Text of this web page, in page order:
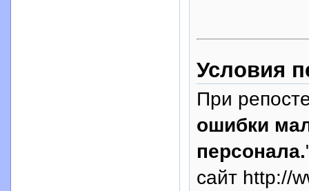
Условия
При
ошибки
персонала.
сайт http://